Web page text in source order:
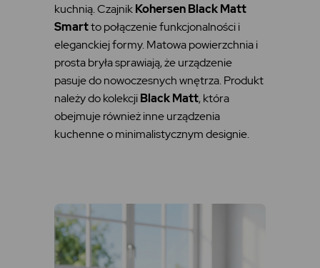
kuchnią. CzajnikKohersen Black Matt
Smartto połączenie funkcjonalności i
eleganckiej formy. Matowa powierzchnia i
prosta bryła sprawiają, że urządzenie
pasuje do nowoczesnych wnętrza. Produkt
należy do kolekcjiBlack Matt, która
obejmuje również inne urządzenia
kuchenne o minimalistycznym designie.